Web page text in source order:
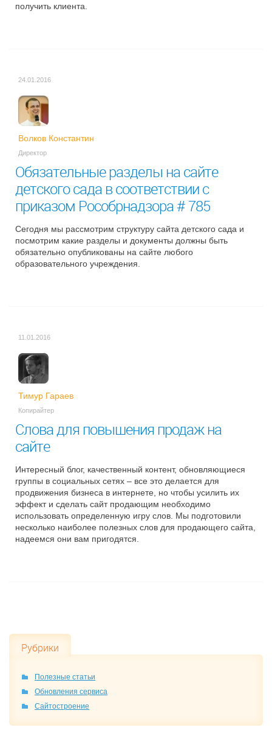
получить клиента.
24.01.2016
Обязательные разделы на сайте
детского сада в соответствии с
приказом Рособрнадзора # 785
Сегодня мы рассмотрим структуру сайта детского сада и
посмотрим какие разделы и документы должны быть
обязательно опубликованы на сайте любого
образовательного учреждения.
Волков Константин
Директор
11.01.2016
Слова для повышения продаж на
сайте
Интересный блог, качественный контент, обновляющиеся
группы в социальных сетях – все это делается для
продвижения бизнеса в интернете, но чтобы усилить их
эффект и сделать сайт продающим необходимо
использовать определенную игру слов. Мы подготовили
несколько наиболее полезных слов для продающего сайта,
надеемся они вам пригодятся.
Тимур Гараев
Копирайтер
Рубрики
Полезные статьи
Обновления сервиса
Сайтостроение